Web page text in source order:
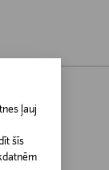
ļauj
šīs